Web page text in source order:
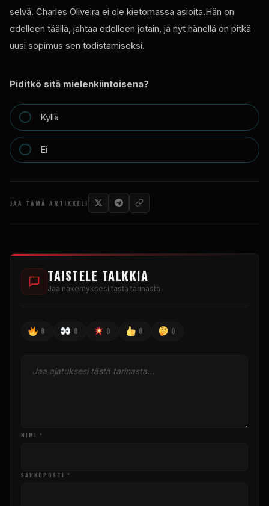
selvä. Charles Oliveira ei ole kietomassa asioita.Hän on
edelleen täällä, jahtaa edelleen jotain, ja nyt hänellä on pitkä
uusi sopimus sen todistamiseksi.
Piditkö sitä mielenkiintoisena?
Kyllä
Ei
JAA TÄMÄ ARTIKKELI
TAISTELE TALKKIA
Jaa näkemyksesi tästä tarinasta
0 0 0 0 0
NIMI *
SÄHKÖPOSTI *